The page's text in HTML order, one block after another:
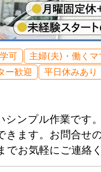
可
主婦(夫)・働くマ
ー歓迎
平日休みあり
シンプル作業です
きます。お問合せ
でお気軽にご連絡